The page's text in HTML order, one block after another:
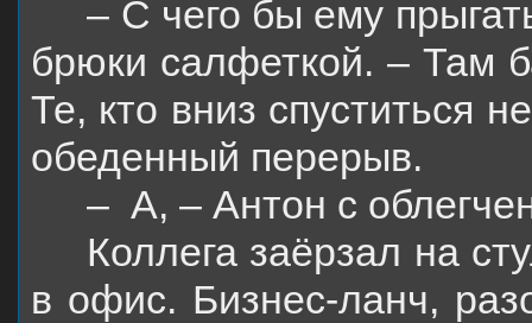
– С чего бы ему
брюки салфеткой. – Там
Те, кто вниз спуститься
обеденный перерыв.
– А, – Антон с
Коллега заёрзал на
в офис. Бизнес-ланч,